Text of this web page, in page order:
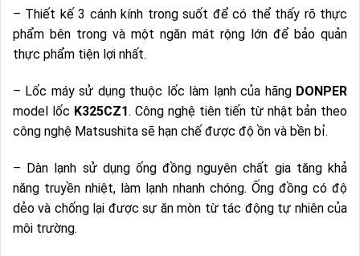
– Thiết kế 3 cánh kính trong suốt để có thể thấy rõ thực
phẩm bên trong và một ngăn mát rộng lớn để bảo quản
thực phẩm tiện lợi nhất.
– Lốc máy sử dụng thuộc lốc làm lạnh của hãng DONPER
model lốc K325CZ1. Công nghệ tiên tiến từ nhật bản theo
công nghệ Matsushita sẽ hạn chế được độ ồn và bền bỉ.
– Dàn lạnh sử dụng ống đồng nguyên chất gia tăng khả
năng truyền nhiệt, làm lạnh nhanh chóng. Ống đồng có độ
dẻo và chống lại được sự ăn mòn từ tác động tự nhiên của
môi trường.